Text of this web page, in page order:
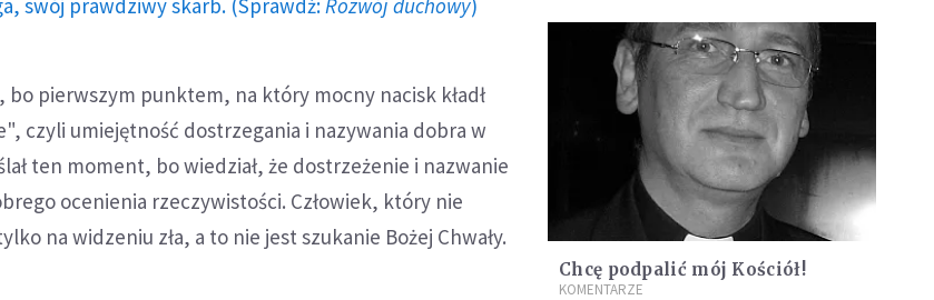
pierwszym punktem, na który mocny nacisk kładł
czyli umiejętność dostrzegania i nazywania dobra w
ten moment, bo wiedział, że dostrzeżenie i nazwanie
ocenienia rzeczywistości. Człowiek, który nie
na widzeniu zła, a to nie jest szukanie Bożej Chwały.
Chcę podpalić mój Kościół!
KOMENTARZE